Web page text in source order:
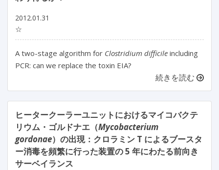
2012.01.31
☆
A two-stage algorithm for Clostridium difficile including
PCR: can we replace the toxin EIA?
続きを読む
ヒータークーラーユニットにおけるマイコバクテ
リウム・ゴルドナエ（Mycobacterium
gordonae）の出現：クロラミン T によるブースタ
ー消毒を頻繁に行った装置の 5 年にわたる前向き
サーベイランス